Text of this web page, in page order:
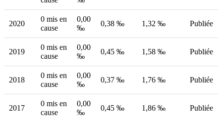
2020
0 mis en
cause
0,00
‰
0,38 ‰ 1,32 ‰ Publiée
2019
0 mis en
cause
0,00
‰
0,45 ‰ 1,58 ‰ Publiée
2018
0 mis en
cause
0,00
‰
0,37 ‰ 1,76 ‰ Publiée
2017
0 mis en
cause
0,00
‰
0,45 ‰ 1,86 ‰ Publiée